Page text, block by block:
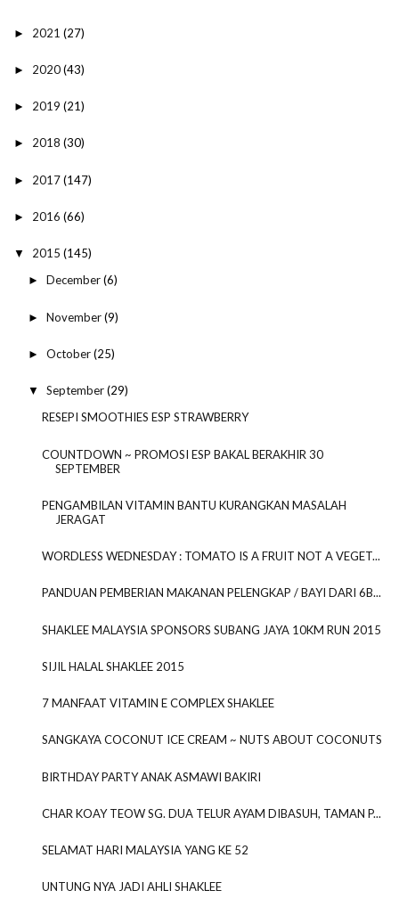
► 2021 (27)
► 2020(43)
► 2019 (21)
► 2018 (30)
► 2017(147)
► 2016 (66)
▼ 2015 (145)
► December(6)
► November(9)
► October(25)
▼ September(29)
RESEPI SMOOTHIES ESP STRAWBERRY
COUNTDOWN ~ PROMOSI ESP BAKAL BERAKHIR 30
SEPTEMBER
PENGAMBILAN VITAMIN BANTU KURANGKAN MASALAH
JERAGAT
WORDLESS WEDNESDAY : TOMATO IS A FRUIT NOT A VEGET...
PANDUAN PEMBERIAN MAKANAN PELENGKAP / BAYI DARI 6B...
SHAKLEE MALAYSIA SPONSORS SUBANG JAYA 10KM RUN 2015
SIJIL HALAL SHAKLEE 2015
7 MANFAAT VITAMIN E COMPLEX SHAKLEE
SANGKAYA COCONUT ICE CREAM ~ NUTS ABOUT COCONUTS
BIRTHDAY PARTY ANAK ASMAWI BAKIRI
CHAR KOAY TEOW SG. DUA TELUR AYAM DIBASUH, TAMAN P...
SELAMAT HARI MALAYSIA YANG KE 52
UNTUNG NYA JADI AHLI SHAKLEE